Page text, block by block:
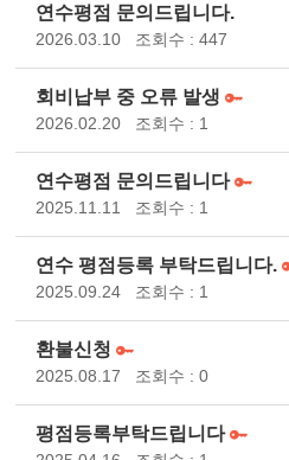
연수평점 문의드립니다.
2026.03.10 조회수 : 447
회비납부 중 오류 발생
2026.02.20 조회수 : 1
연수평점 문의드립니다
2025.11.11 조회수 : 1
연수 평점등록 부탁드립니다.
2025.09.24 조회수 : 1
환불신청
2025.08.17 조회수 : 0
평점등록부탁드립니다